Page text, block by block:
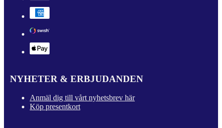
NYHETER & ERBJUDANDEN
Anmäl dig till vårt nyhetsbrev här
Köp presentkort